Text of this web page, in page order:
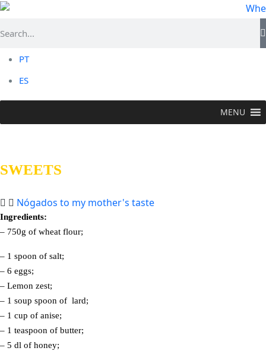
PT
ES
MENU
SWEETS
Nógados to my mother's taste
Ingredients:
– 750g of wheat flour;
– 1 spoon of salt;
– 6 eggs;
– Lemon zest;
– 1 soup spoon of lard;
– 1 cup of anise;
– 1 teaspoon of butter;
– 5 dl of honey;